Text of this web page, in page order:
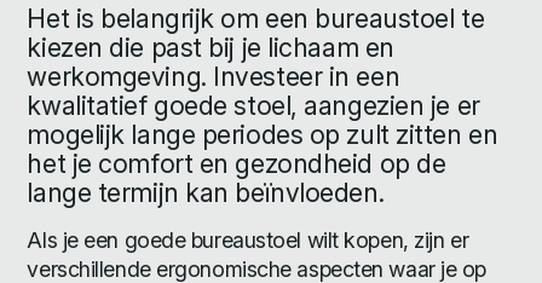
Het is belangrijk om een bureaustoel te
kiezen die past bij je lichaam en
werkomgeving. Investeer in een
kwalitatief goede stoel, aangezien je er
mogelijk lange periodes op zult zitten en
het je comfort en gezondheid op de
lange termijn kan beïnvloeden.
Als je een goede bureaustoel wilt kopen, zijn er
verschillende ergonomische aspecten waar je op